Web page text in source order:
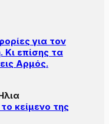
για τον
επίσης τα
Αρμός.
κείμενο της